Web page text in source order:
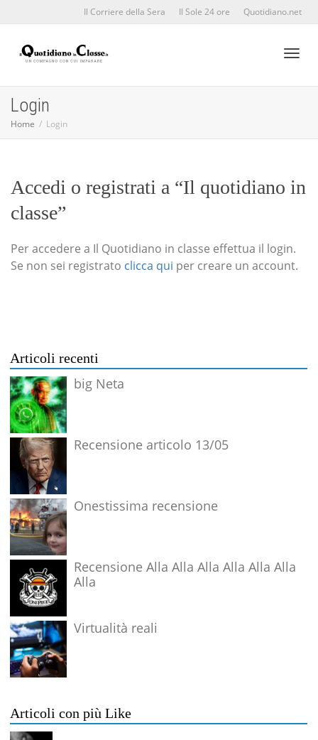
Il Corriere della Sera Il Sole 24 ore Quotidiano.net
Login
Home Login
Accedi o registrati a “Il quotidiano in
classe”
Per accedere a Il Quotidiano in classe effettua il login.
Se non sei registrato clicca qui per creare un account.
Articoli recenti
big Neta
Recensione articolo 13/05
Onestissima recensione
Recensione Alla Alla Alla Alla Alla Alla
Alla
Virtualità reali
Articoli con più Like